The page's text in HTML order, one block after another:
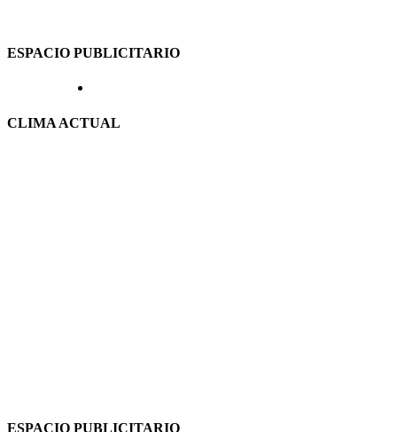
ESPACIO PUBLICITARIO
CLIMA ACTUAL
ESPACIO PUBLICITARIO